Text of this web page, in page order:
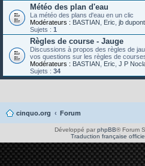
Météo des plan d'eau
La météo des plans d'eau en un clic
Modérateurs : BASTIAN Eric jb dupont
Sujets : 1
Règles de course - Jauge
Discussions à propos des règles de
vos questions sur les règles de
Modérateurs : BASTIAN Eric J P
Sujets : 34
cinquo.org Forum
Développé par phpBB® Forum
Traduction française